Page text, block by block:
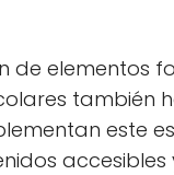
de elementos
también
este
accesibles